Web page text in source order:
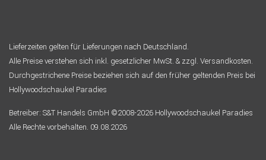
Lieferzeiten gelten für Lieferungen nach Deutschland.
Alle Preise verstehen sich inkl. gesetzlicher MwSt. & zzgl. Versandkosten.
Durchgestrichene Preise beziehen sich auf den früher geltenden Preis bei
Hollywoodschaukel Paradies
Betreiber: S&T Handels GmbH ©2008-2026 Hollywoodschaukel Paradies
Alle Rechte vorbehalten. 09.08.2026